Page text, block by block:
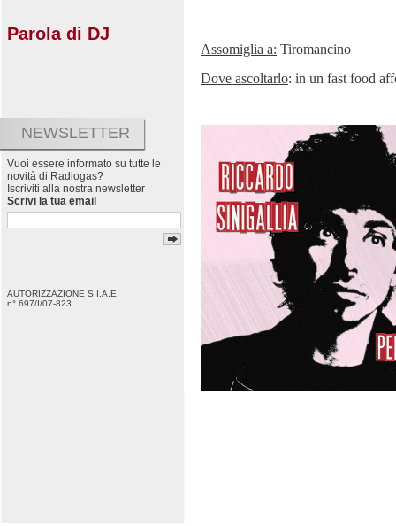
Parola di DJ
NEWSLETTER
Vuoi essere informato su tutte le
novità di Radiogas?
Iscriviti alla nostra newsletter
Scrivi la tua email
AUTORIZZAZIONE S.I.A.E.
n° 697/I/07-823
Assomiglia a: Tiromancino
Dove ascoltarlo: in un fast food